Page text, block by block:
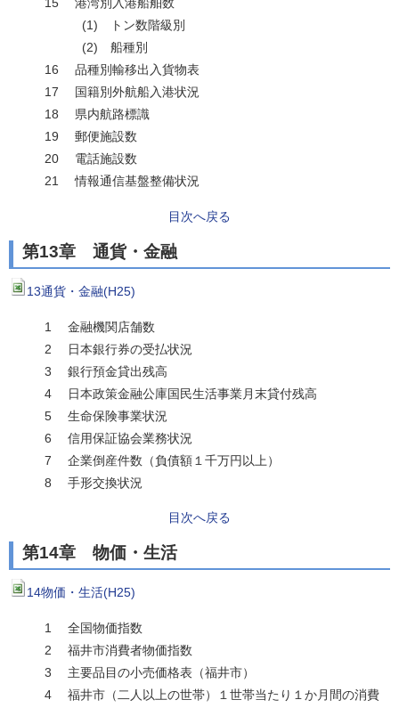
15 港湾別入港船舶数
(1) トン数階級別
(2) 船種別
16 品種別輸移出入貨物表
17 国籍別外航船入港状況
18 県内航路標識
19 郵便施設数
20 電話施設数
21 情報通信基盤整備状況
目次へ戻る
第13章 通貨・金融
13通貨・金融(H25)
1 金融機関店舗数
2 日本銀行券の受払状況
3 銀行預金貸出残高
4 日本政策金融公庫国民生活事業月末貸付残高
5 生命保険事業状況
6 信用保証協会業務状況
7 企業倒産件数（負債額１千万円以上）
8 手形交換状況
目次へ戻る
第14章 物価・生活
14物価・生活(H25)
1 全国物価指数
2 福井市消費者物価指数
3 主要品目の小売価格表（福井市）
4 福井市（二人以上の世帯）１世帯当たり１か月間の消費